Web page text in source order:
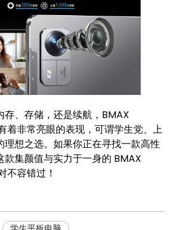
存、存储，还是续航，BMAX
着非常亮眼的表现，可谓学生党、上
理想之选。如果你正在寻找一款高性
款集颜值与实力于一身的 BMAX
不容错过！